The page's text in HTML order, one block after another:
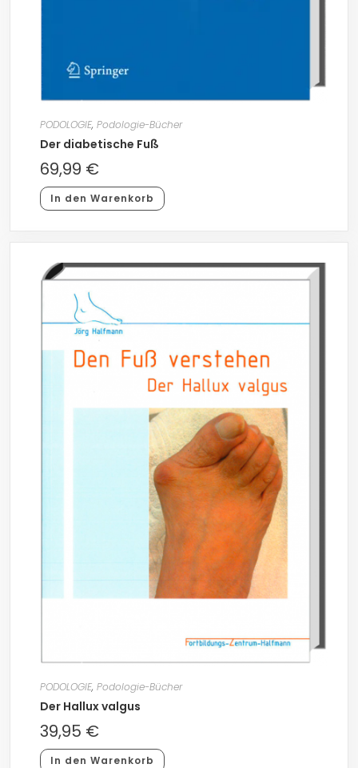
PODOLOGIE, Podologie-Bücher
Der diabetische Fuß
69,99 €
In den Warenkorb
PODOLOGIE, Podologie-Bücher
Der Hallux valgus
39,95 €
In den Warenkorb